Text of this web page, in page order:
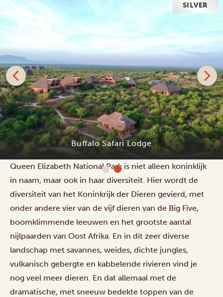
SILVER
Buffalo Safari Lodge
Queen Elizabeth National Park is niet alleen koninklijk
in naam, maar ook in haar diversiteit. Hier wordt de
diversiteit van het Koninkrijk der Dieren gevierd, met
onder andere vier van de vijf dieren van de Big Five,
boomklimmende leeuwen en het grootste aantal
nijlpaarden van Oost Afrika. En in dit zeer diverse
landschap met savannes, weides, dichte jungles,
vulkanisch gebergte en kabbelende rivieren vind je
nog veel meer dieren. En dat allemaal met de
dramatische, met sneeuw bedekte toppen van de